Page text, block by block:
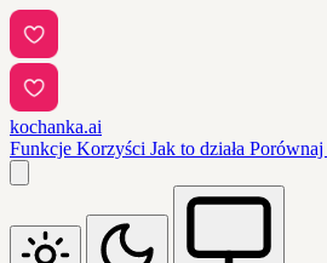
kochanka.ai
Funkcje Korzyści Jak to działa Porównaj